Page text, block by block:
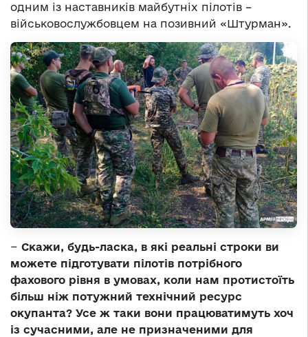
одним із наставників майбутніх пілотів –
військовослужбовцем на позивний «Штурман».
− Скажи, будь-ласка, в які реальні строки ви
можете підготувати пілотів потрібного
фахового рівня в умовах, коли нам протистоїть
більш ніж потужний технічний ресурс
окупанта? Усе ж таки вони працюватимуть хоч
із сучасними, але не призначеними для